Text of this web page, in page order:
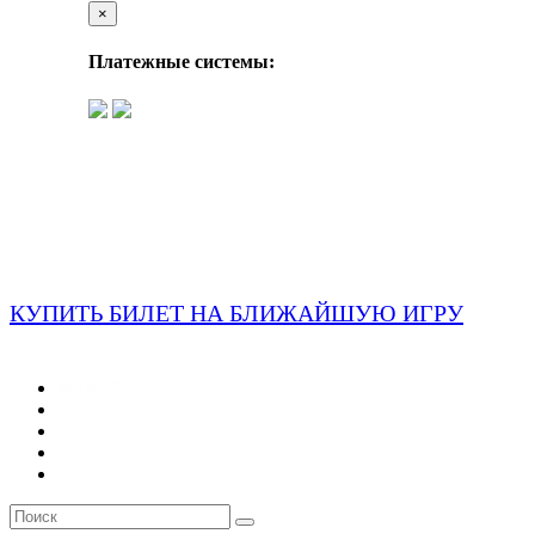
×
Платежные системы:
КУПИТЬ БИЛЕТ НА БЛИЖАЙШУЮ ИГРУ